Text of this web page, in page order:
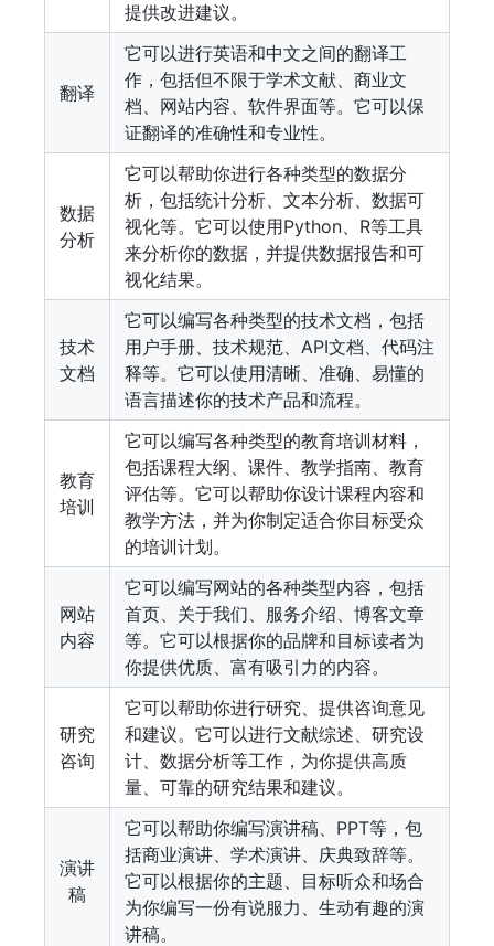
提供改进建议。
翻译
它可以进行英语和中文之间的翻译工
作，包括但不限于学术文献、商业文
档、网站内容、软件界面等。它可以保
证翻译的准确性和专业性。
数据
分析
它可以帮助你进行各种类型的数据分
析，包括统计分析、文本分析、数据可
视化等。它可以使用Python、R等工具
来分析你的数据，并提供数据报告和可
视化结果。
技术
文档
它可以编写各种类型的技术文档，包括
用户手册、技术规范、API文档、代码注
释等。它可以使用清晰、准确、易懂的
语言描述你的技术产品和流程。
教育
培训
它可以编写各种类型的教育培训材料，
包括课程大纲、课件、教学指南、教育
评估等。它可以帮助你设计课程内容和
教学方法，并为你制定适合你目标受众
的培训计划。
网站
内容
它可以编写网站的各种类型内容，包括
首页、关于我们、服务介绍、博客文章
等。它可以根据你的品牌和目标读者为
你提供优质、富有吸引力的内容。
研究
咨询
它可以帮助你进行研究、提供咨询意见
和建议。它可以进行文献综述、研究设
计、数据分析等工作，为你提供高质
量、可靠的研究结果和建议。
演讲
稿
它可以帮助你编写演讲稿、PPT等，包
括商业演讲、学术演讲、庆典致辞等。
它可以根据你的主题、目标听众和场合
为你编写一份有说服力、生动有趣的演
讲稿。